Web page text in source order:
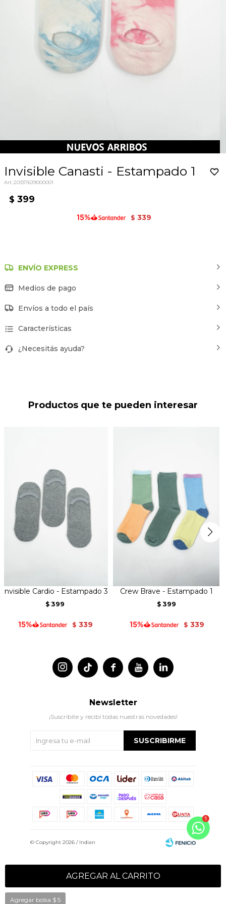
Invisible Canasti - Estampado 1
20337639000001
$ 399
$ 339
AGREGAR AL CARRITO
Agregar bolsa $ 5
ENVÍO EXPRESS
Medios de pago
Envíos a todo el país
Características
¿Necesitás ayuda?
Productos que te pueden interesar
Invisible Cardio - Estampado 3
$ 399
$ 339
Crew Brave - Estampado 1
$ 399
$ 339
 
 
Newsletter
¡Suscribite y recibí todas nuestras novedades!
SUSCRIBIRME
© Copyright 2026 / Indian